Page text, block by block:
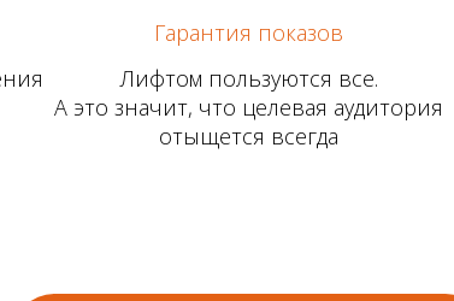
Гарантия показов
Лифтом пользуются все.
А это значит, что целевая аудитория
отыщется всегда